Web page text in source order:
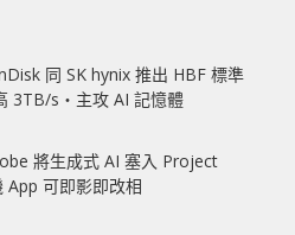
同 SK hynix 推出 HBF 標準
3TB/s‧主攻 AI 記憶體
將生成式 AI 塞入 Project
可即影即改相